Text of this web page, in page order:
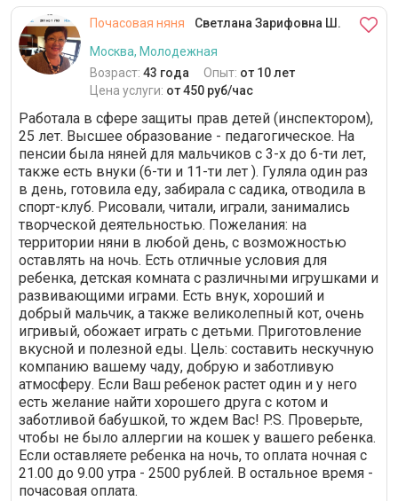
Почасовая няня
Светлана Зарифовна Ш.
Москва, Молодежная
Возраст: 43 года Опыт: от 10 лет
Цена услуги: от 450 руб/час
Работала в сфере защиты прав детей (инспектором),
25 лет. Высшее образование - педагогическое. На
пенсии была няней для мальчиков с 3-х до 6-ти лет,
также есть внуки (6-ти и 11-ти лет ). Гуляла один раз
в день, готовила еду, забирала с садика, отводила в
спорт-клуб. Рисовали, читали, играли, занимались
творческой деятельностью. Пожелания: на
территории няни в любой день, с возможностью
оставлять на ночь. Есть отличные условия для
ребенка, детская комната с различными игрушками и
развивающими играми. Есть внук, хороший и
добрый мальчик, а также великолепный кот, очень
игривый, обожает играть с детьми. Приготовление
вкусной и полезной еды. Цель: составить нескучную
компанию вашему чаду, добрую и заботливую
атмосферу. Если Ваш ребенок растет один и у него
есть желание найти хорошего друга с котом и
заботливой бабушкой, то ждем Вас! P.S. Проверьте,
чтобы не было аллергии на кошек у вашего ребенка.
Если оставляете ребенка на ночь, то оплата ночная с
21.00 до 9.00 утра - 2500 рублей. В остальное время -
почасовая оплата.